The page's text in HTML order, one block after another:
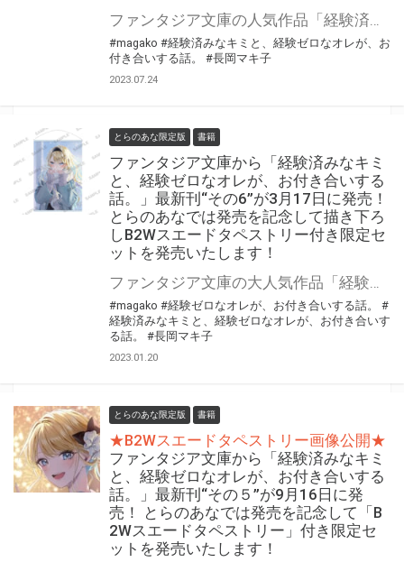
#magako #経験済みなキミと、経験ゼロなオレが、お
付き合いする話。
#長岡マキ子
2023.07.24
とらのあな限定版 書籍
ファンタジア文庫から「経験済みなキミ
と、経験ゼロなオレが、お付き合いする
話。」最新刊“その6”が3月17日に発売！
とらのあなでは発売を記念して描き下ろ
しB2Wスエードタペストリー付き限定セ
ットを発売いたします！
#magako #経験ゼロなオレが、お付き合いする話。
#
経験済みなキミと、経験ゼロなオレが、お付き合いす
る話。
#長岡マキ子
2023.01.20
とらのあな限定版 書籍
★B2Wスエードタペストリー画像公開★
ファンタジア文庫から「経験済みなキミ
と、経験ゼロなオレが、お付き合いする
話。」最新刊“その５”が9月16日に発
売！ とらのあなでは発売を記念して「B
2Wスエードタペストリー」付き限定セ
ットを発売いたします！